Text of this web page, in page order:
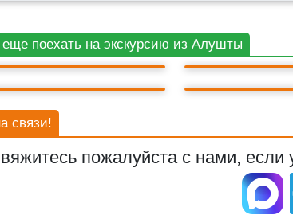
еще поехать на экскурсию из Алушты
БАХЧИСАРАЙ
ЦЕРКОВЬ
ХАНСКИЙ
связи!
пожалуйста с нами, если